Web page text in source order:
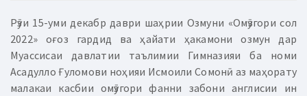
Рӯзи 15-уми декабр даври шаҳрии Озмуни «Омӯзгори сол
2022» оғоз гардид ва ҳайати ҳакамони озмун дар
Муассисаи давлатии таълимии Гимназияи ба номи
Асадулло Ғуломови ноҳияи Исмоили Сомонӣ аз маҳорату
малакаи касбии омӯзгори фанни забони англисии ин